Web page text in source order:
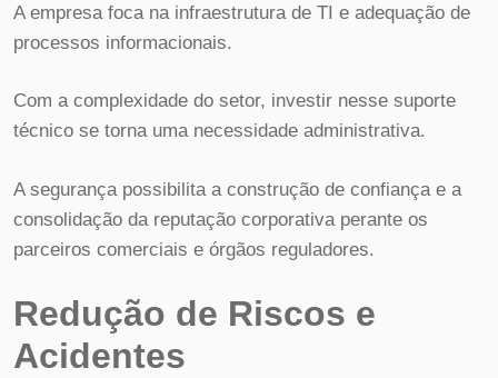
A empresa foca na infraestrutura de TI e adequação de
processos informacionais.
Com a complexidade do setor, investir nesse suporte
técnico se torna uma necessidade administrativa.
A segurança possibilita a construção de confiança e a
consolidação da reputação corporativa perante os
parceiros comerciais e órgãos reguladores.
Redução de Riscos e
Acidentes